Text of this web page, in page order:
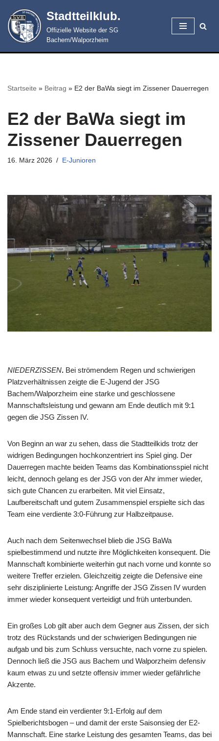
Zum
Inhalt
Stadtteilklub.
Offizielle Website der SG
Bachem/Walporzheim
Startseite » Beitrag » E2 der BaWa siegt im Zissener Dauerregen
E2 der BaWa siegt im
Zissener Dauerregen
16. März 2026 E-Junioren
NIEDERZISSEN. Bei strömendem Regen und schwierigen
Platzverhältnissen zeigte die E-Jugend der JSG
Bachem/Walporzheim eine starke und geschlossene
Mannschaftsleistung und gewann am Ende deutlich mit 9:1
gegen die JSG Zissen IV.
Von Beginn an war zu sehen, dass die Stadtteilkids trotz der
widrigen Bedingungen hochkonzentriert ins Spiel ging. Der
Dauerregen machte beiden Teams das Kombinationsspiel nicht
leicht, dennoch gelang es der JSG von der Ahr immer wieder,
sich gute Chancen zu erarbeiten. Mit viel Einsatz,
Laufbereitschaft und gutem Zusammenspiel erspielte sich das
Team eine verdiente 3:0-Führung zur Halbzeitpause.
Auch nach dem Seitenwechsel blieb die JSG BaWa
spielbestimmend und nutzte ihre Möglichkeiten konsequent. Die
Mannschaft kombinierte weiterhin gut nach vorne und konnte so
weitere Treffer erzielen. Gleichzeitig zeigte die Defensive eine
sehr disziplinierte Leistung: Angriffe der JSG Zissen IV wurden
immer wieder konsequent verteidigt und früh unterbunden.
Ein großes Lob gilt aber auch dem Gegner aus Zissen, der sich
trotz des Rückstands und der schwierigen Bedingungen nie
aufgab und bis zum Schluss versuchte, nach vorne zu spielen.
Dennoch ließ die JSG aus Bachem und Walporzheim defensiv
kaum etwas zu und setzte offensiv immer wieder gefährliche
Akzente.
Am Ende stand ein verdienter 9:1-Erfolg auf dem
Spielberichtsbogen – und damit der erste Saisonsieg der E2-
Mannschaft. Eine starke Leistung des gesamten Teams, das bei